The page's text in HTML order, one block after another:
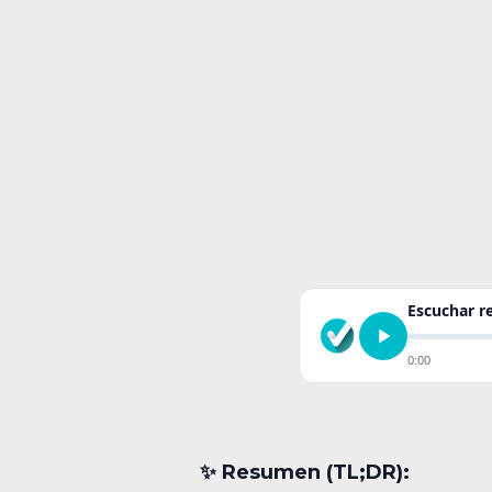
Escuchar
0:00
✨︎ Resumen (TL;DR):